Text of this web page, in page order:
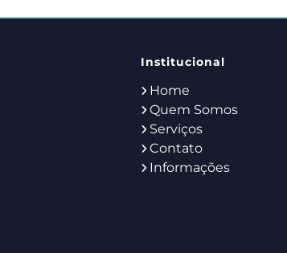
Institucional
Home
Quem Somos
Serviços
Contato
Informações